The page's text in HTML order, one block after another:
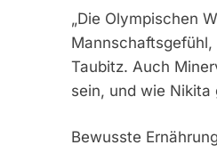
„Die Olympischen
Mannschaftsgefühl,
Taubitz. Auch
sein, und wie Nikita
Bewusste